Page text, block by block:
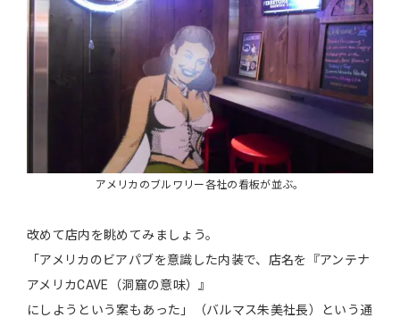
アメリカのブルワリー各社の看板が並ぶ。
改めて店内を眺めてみましょう。
「アメリカのビアパブを意識した内装で、店名を『アンテナ
アメリカCAVE（洞窟の意味）』
にしようという案もあった」（バルマス朱美社長）という通